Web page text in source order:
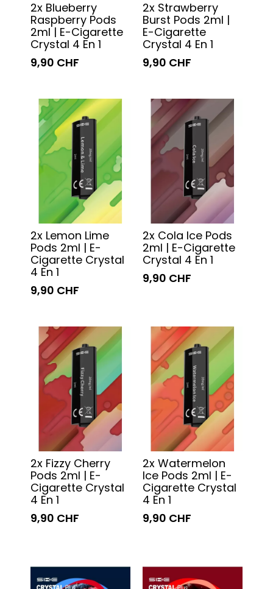
2x Blueberry
Raspberry Pods
2ml | E-Cigarette
Crystal 4 En 1
9,90 CHF
2x Strawberry
Burst Pods 2ml |
E-Cigarette
Crystal 4 En 1
9,90 CHF
2x Lemon Lime
Pods 2ml | E-
Cigarette Crystal
4 En 1
9,90 CHF
2x Cola Ice Pods
2ml | E-Cigarette
Crystal 4 En 1
9,90 CHF
2x Fizzy Cherry
Pods 2ml | E-
Cigarette Crystal
4 En 1
9,90 CHF
2x Watermelon
Ice Pods 2ml | E-
Cigarette Crystal
4 En 1
9,90 CHF